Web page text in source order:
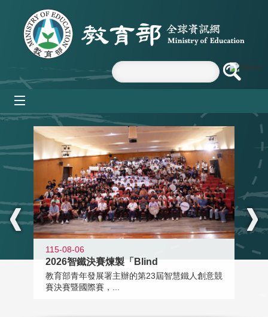
跳到主要內容區塊
:::
115-08-06
2026智鐵決賽煉製「Blind
教育部青年發展署主辦的第23屆智慧鐵人創意競
賽決賽暨國際賽，...